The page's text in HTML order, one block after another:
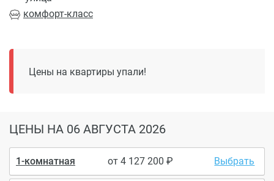
комфорт-класс
Цены на квартиры упали!
ЦЕНЫ НА 06 АВГУСТА 2026
1-комнатная от4 127 200 Выбрать